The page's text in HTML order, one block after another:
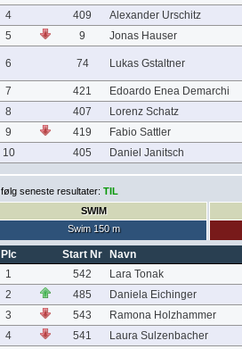
4 409
Alexander Urschitz
5
9 Jonas Hauser
6 74 Lukas Gstaltner
7 421
Edoardo Enea Demarchi
8
407
Lorenz Schatz
9
419
Fabio Sattler
10
405 Daniel Janitsch
følg seneste resultater: TIL
SWIM
Swim 150 m
Plc Start Nr
Navn
1
542
Lara Tonak
2
485
Daniela Eichinger
3
543
Ramona Holzhammer
4
541
Laura Sulzenbacher